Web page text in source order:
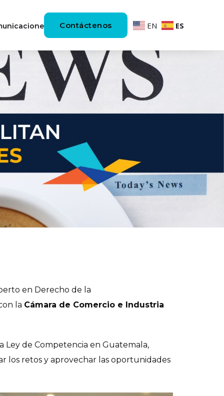
Contáctenos EN ES
en Derecho de la
la Cámara de Comercio e Industria
Ley de Competencia en Guatemala,
los retos y aprovechar las oportunidades